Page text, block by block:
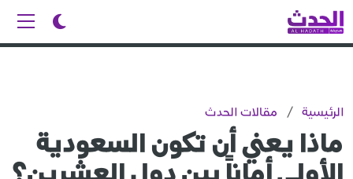
الرئيسية / مقالات الحدث
ماذا يعني أن تكون السعودية
الأولى أماناً بين دول العشرين؟